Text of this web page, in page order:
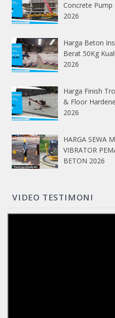
Concrete Pump
2026
Harga Beton
Berat 50Kg
2026
Harga Finish
& Floor
2026
HARGA SEWA
VIBRATOR
BETON 2026
VIDEO TESTIMONI